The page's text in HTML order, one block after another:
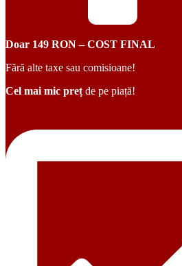
Doar 149 RON – COST FINAL
Fără alte taxe sau comisioane!
Cel mai mic preț de pe piață!